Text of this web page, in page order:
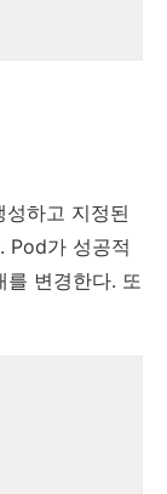
하고 지정된
Pod가 성공적
를 변경한다. 또